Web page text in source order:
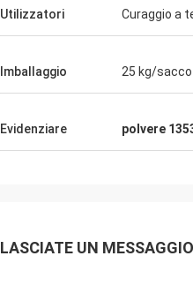
Utilizzatori Curaggio a
Imballaggio 25 kg/sacco
Evidenziare polvere
LASCIATE UN MESSAGGIO